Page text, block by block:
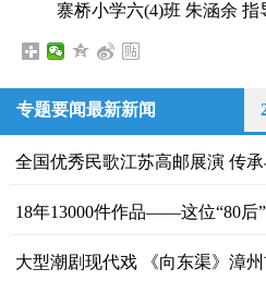
寨桥小学六(4)班 朱涵余 指
专题要闻最新新闻
全国优秀民歌江苏高邮展演 传
18年13000件作品——这位“80后
大型潮剧现代戏 《向东渠》漳